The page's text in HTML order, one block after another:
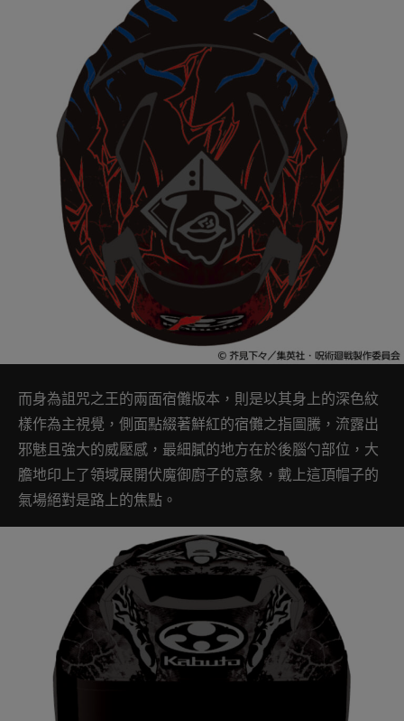
而身為詛咒之王的兩面宿儺版本，則是以其身上的深色紋
樣作為主視覺，側面點綴著鮮紅的宿儺之指圖騰，流露出
邪魅且強大的威壓感，最細膩的地方在於後腦勺部位，大
膽地印上了領域展開伏魔御廚子的意象，戴上這頂帽子的
氣場絕對是路上的焦點。